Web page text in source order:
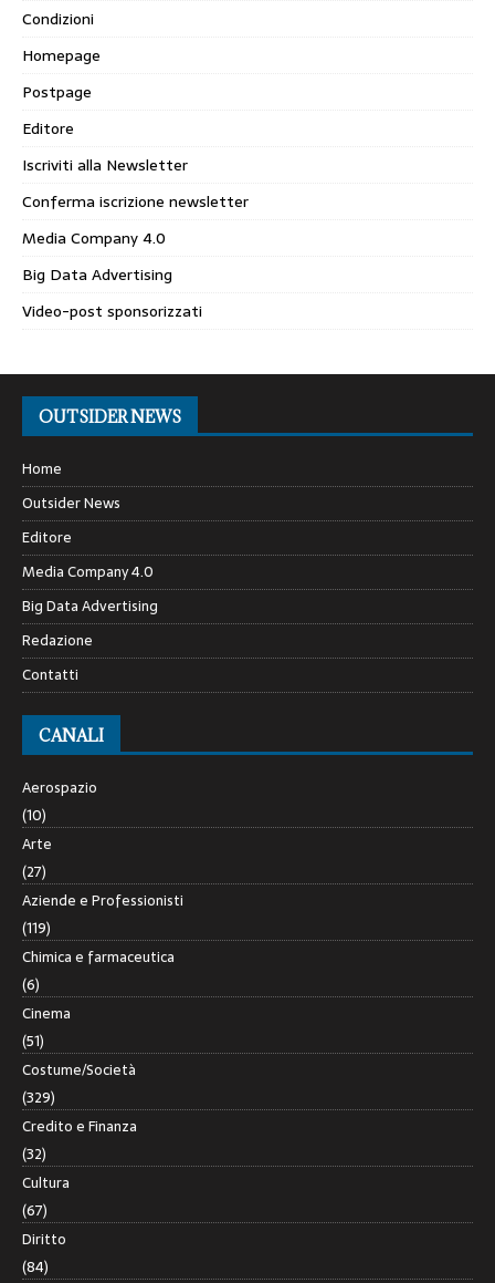
Condizioni
Homepage
Postpage
Editore
Iscriviti alla Newsletter
Conferma iscrizione newsletter
Media Company 4.0
Big Data Advertising
Video-post sponsorizzati
OUTSIDER NEWS
Home
Outsider News
Editore
Media Company 4.0
Big Data Advertising
Redazione
Contatti
CANALI
Aerospazio
(10)
Arte
(27)
Aziende e Professionisti
(119)
Chimica e farmaceutica
(6)
Cinema
(51)
Costume/Società
(329)
Credito e Finanza
(32)
Cultura
(67)
Diritto
(84)